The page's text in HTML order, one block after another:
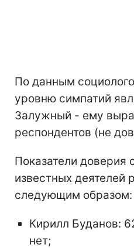
По данным
уровню симпатий
Залужный - ему
респондентов (не
Показатели доверия
известных деятелей
следующим образом:
Кирилл Буданов:
нет;